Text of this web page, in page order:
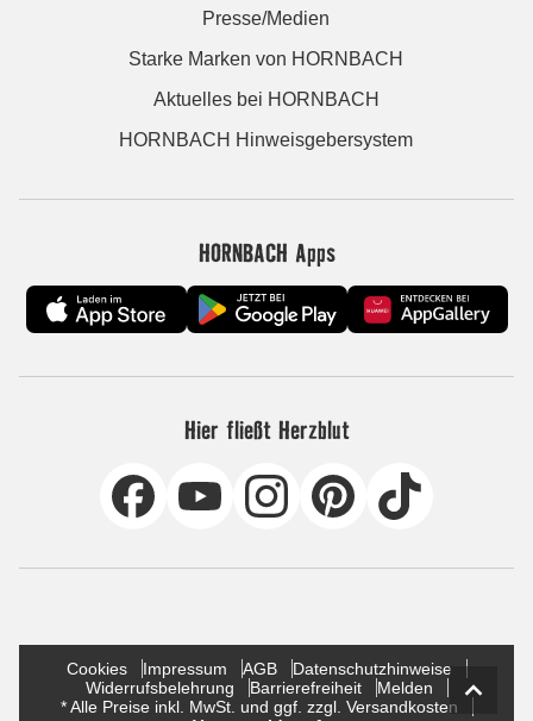
Presse/Medien
Starke Marken von HORNBACH
Aktuelles bei HORNBACH
HORNBACH Hinweisgebersystem
HORNBACH Apps
Hier fließt Herzblut
Cookies Impressum AGB
Datenschutzhinweise
Widerrufsbelehrung
Barrierefreiheit
Melden
* Alle Preise inkl. MwSt. und ggf. zzgl. Versandkosten